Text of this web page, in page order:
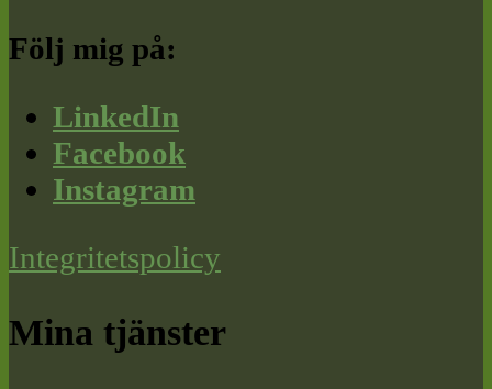
Följ mig på:
LinkedIn
Facebook
Instagram
Integritetspolicy
Mina tjänster